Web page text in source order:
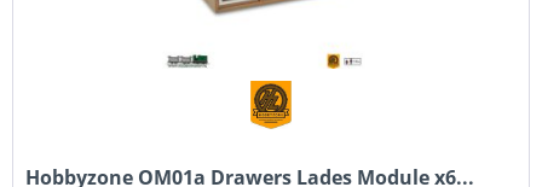
Hobbyzone OM01a Drawers Lades Module x6...